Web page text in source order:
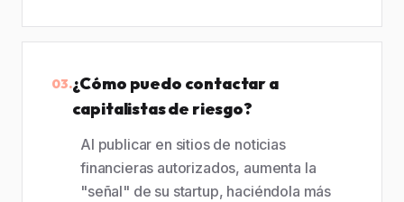
03.¿Cómo puedo contactar a
capitalistas de riesgo?
Al publicar en sitios de noticias
financieras autorizados, aumenta la
"señal" de su startup, haciéndola más